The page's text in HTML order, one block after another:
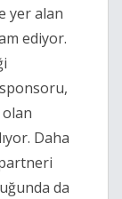
yer alan
ediyor.
Daha
da